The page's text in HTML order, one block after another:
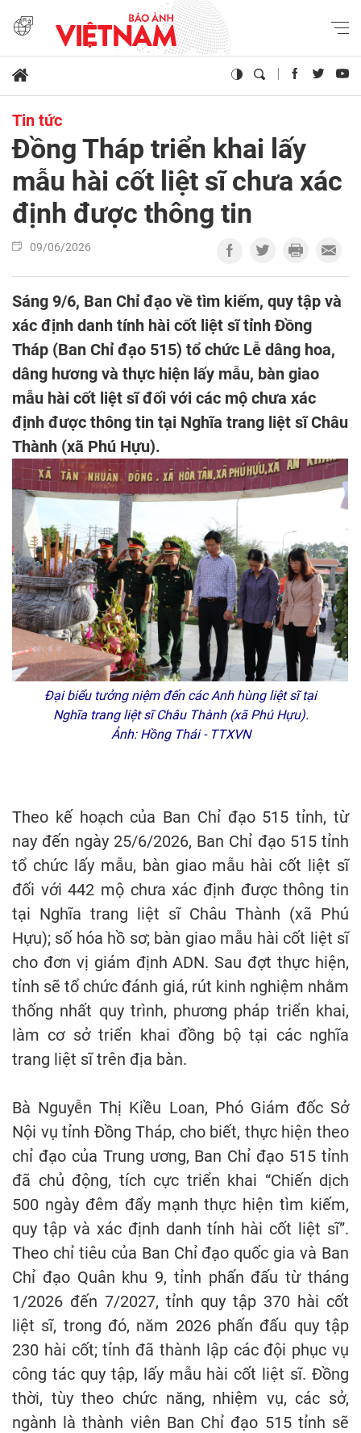
Tin tức
Đồng Tháp triển khai lấy
mẫu hài cốt liệt sĩ chưa xác
định được thông tin
09/06/2026
Sáng 9/6, Ban Chỉ đạo về tìm kiếm, quy tập và
xác định danh tính hài cốt liệt sĩ tỉnh Đồng
Tháp (Ban Chỉ đạo 515) tổ chức Lễ dâng hoa,
dâng hương và thực hiện lấy mẫu, bàn giao
mẫu hài cốt liệt sĩ đối với các mộ chưa xác
định được thông tin tại Nghĩa trang liệt sĩ Châu
Thành (xã Phú Hựu).
Đại biểu tưởng niệm đến các Anh hùng liệt sĩ tại
Nghĩa trang liệt sĩ Châu Thành (xã Phú Hựu).
Ảnh: Hồng Thái - TTXVN
Theo kế hoạch của Ban Chỉ đạo 515 tỉnh, từ
nay đến ngày 25/6/2026, Ban Chỉ đạo 515 tỉnh
tổ chức lấy mẫu, bàn giao mẫu hài cốt liệt sĩ
đối với 442 mộ chưa xác định được thông tin
tại Nghĩa trang liệt sĩ Châu Thành (xã Phú
Hựu); số hóa hồ sơ; bàn giao mẫu hài cốt liệt sĩ
cho đơn vị giám định ADN. Sau đợt thực hiện,
tỉnh sẽ tổ chức đánh giá, rút kinh nghiệm nhằm
thống nhất quy trình, phương pháp triển khai,
làm cơ sở triển khai đồng bộ tại các nghĩa
trang liệt sĩ trên địa bàn.
Bà Nguyễn Thị Kiều Loan, Phó Giám đốc Sở
Nội vụ tỉnh Đồng Tháp, cho biết, thực hiện theo
chỉ đạo của Trung ương, Ban Chỉ đạo 515 tỉnh
đã chủ động, tích cực triển khai “Chiến dịch
500 ngày đêm đẩy mạnh thực hiện tìm kiếm,
quy tập và xác định danh tính hài cốt liệt sĩ”.
Theo chỉ tiêu của Ban Chỉ đạo quốc gia và Ban
Chỉ đạo Quân khu 9, tỉnh phấn đấu từ tháng
1/2026 đến 7/2027, tỉnh quy tập 370 hài cốt
liệt sĩ, trong đó, năm 2026 phấn đấu quy tập
230 hài cốt; tỉnh đã thành lập các đội phục vụ
công tác quy tập, lấy mẫu hài cốt liệt sĩ. Đồng
thời, tùy theo chức năng, nhiệm vụ, các sở,
ngành là thành viên Ban Chỉ đạo 515 tỉnh sẽ